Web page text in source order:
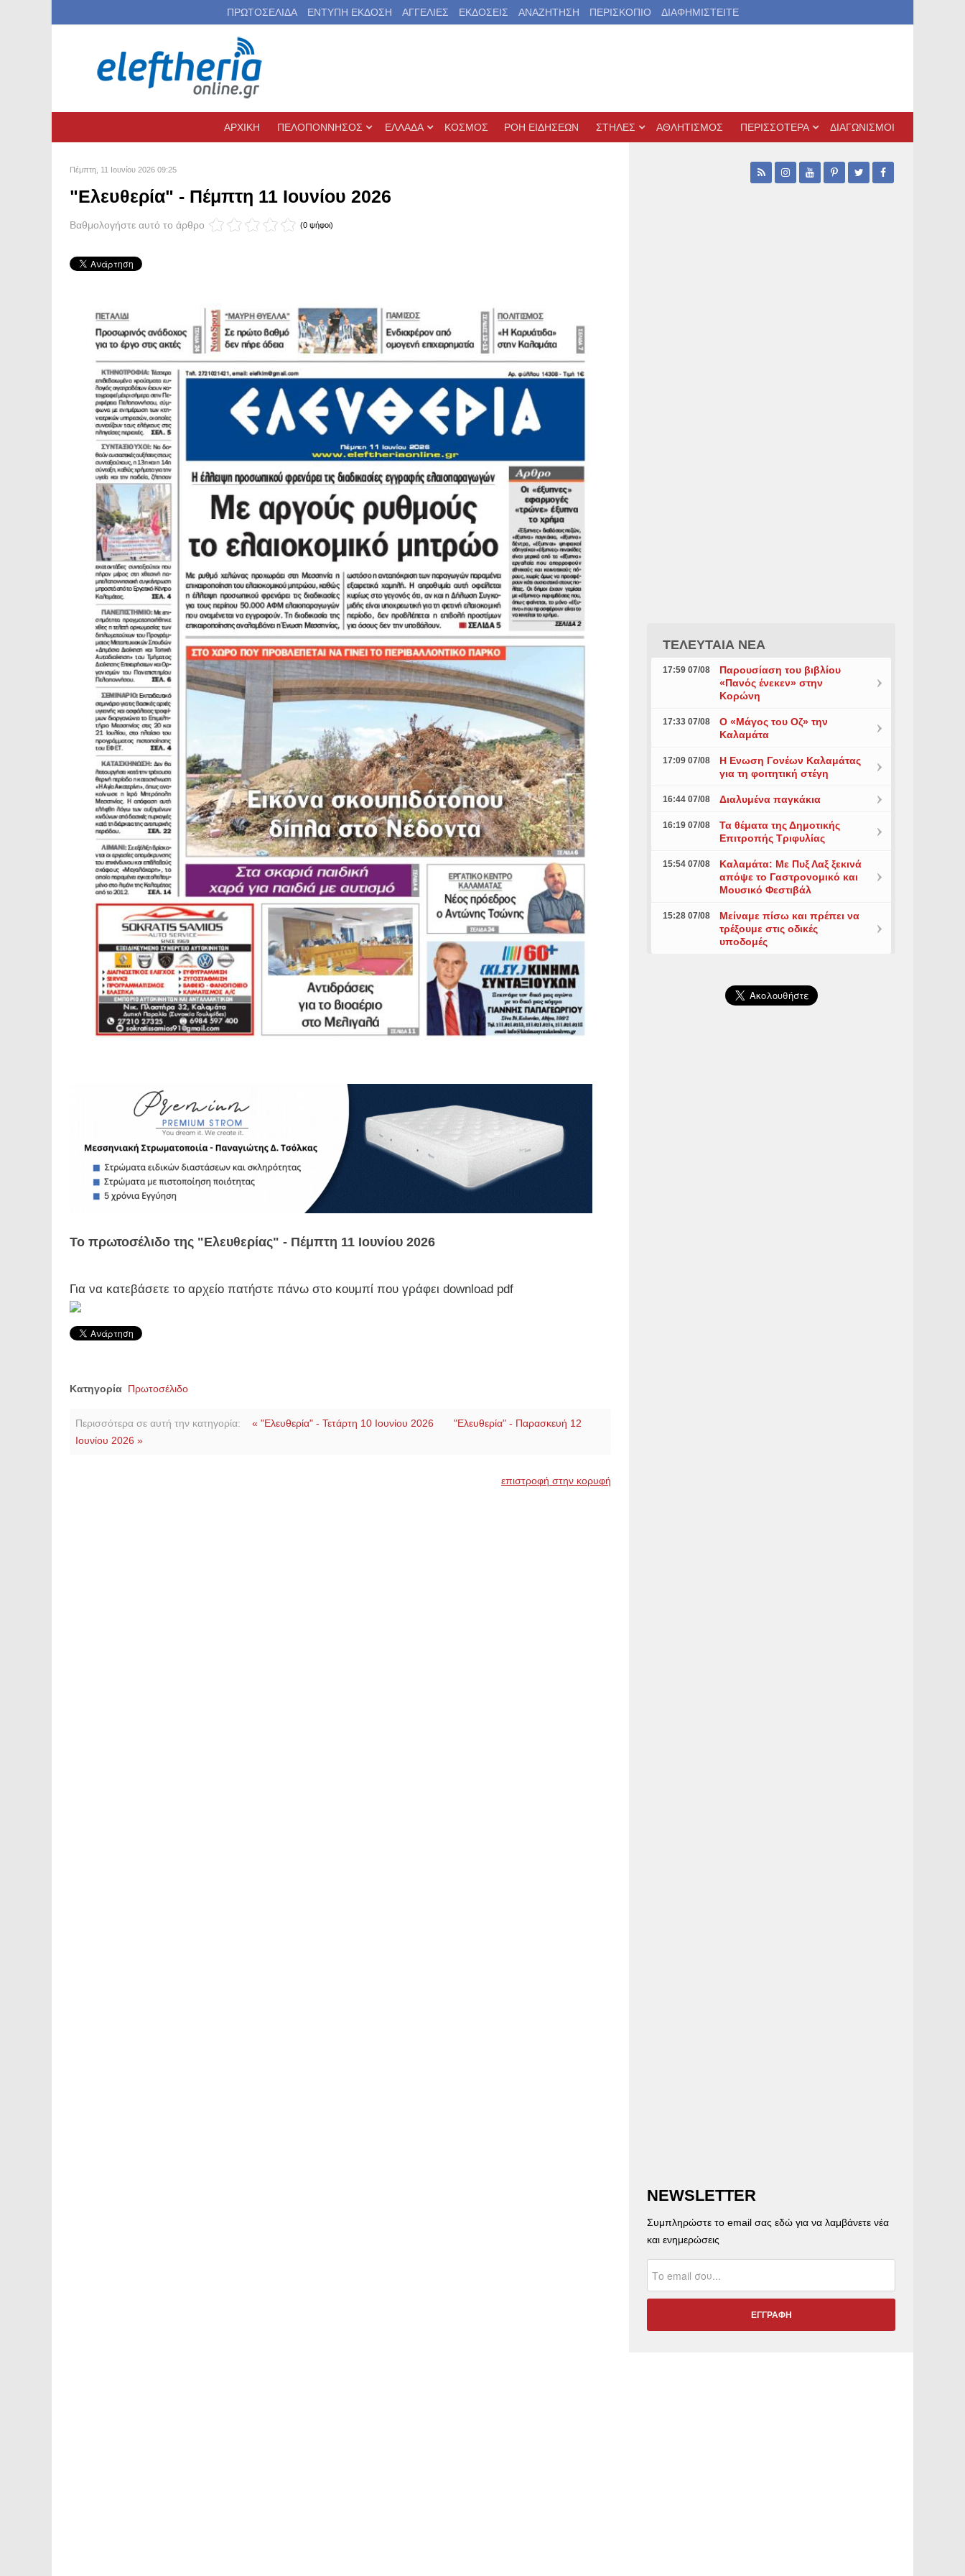
ΠΡΩΤΟΣΕΛΙΔΑ ΕΝΤΥΠΗ ΕΚΔΟΣΗ ΑΓΓΕΛΙΕΣ ΕΚΔΟΣΕΙΣ ΑΝΑΖΗΤΗΣΗ ΠΕΡΙΣΚΟΠΙΟ ΔΙΑΦΗΜΙΣΤΕΙΤΕ
ΑΡΧΙΚΗ ΠΕΛΟΠΟΝΝΗΣΟΣ ΕΛΛΑΔΑ ΚΟΣΜΟΣ ΡΟΗ ΕΙΔΗΣΕΩΝ ΣΤΗΛΕΣ ΑΘΛΗΤΙΣΜΟΣ ΠΕΡΙΣΣΟΤΕΡΑ ΔΙΑΓΩΝΙΣΜΟΙ
Πέμπτη, 11 Ιουνίου 2026 09:25
"Ελευθερία" - Πέμπτη 11 Ιουνίου 2026
Βαθμολογήστε αυτό το άρθρο (0 ψήφοι)
Το πρωτοσέλιδο της "Ελευθερίας" - Πέμπτη 11 Ιουνίου 2026
Για να κατεβάσετε το αρχείο πατήστε πάνω στο κουμπί που γράφει download pdf
Κατηγορία Πρωτοσέλιδο
Περισσότερα σε αυτή την κατηγορία: « "Ελευθερία" - Τετάρτη 10 Ιουνίου 2026
"Ελευθερία" - Παρασκευή 12
Ιουνίου 2026 »
επιστροφή στην κορυφή
ΤΕΛΕΥΤΑΙΑ ΝΕΑ
17:59 07/08
Παρουσίαση του βιβλίου
«Πανός ένεκεν» στην
Κορώνη
17:33 07/08
Ο «Μάγος του Οζ» την
Καλαμάτα
17:09 07/08
Η Ενωση Γονέων Καλαμάτας
για τη φοιτητική στέγη
16:44 07/08 Διαλυμένα παγκάκια
16:19 07/08
Τα θέματα της Δημοτικής
Επιτροπής Τριφυλίας
15:54 07/08
Καλαμάτα: Με Πυξ Λαξ ξεκινά
απόψε το Γαστρονομικό και
Μουσικό Φεστιβάλ
15:28 07/08
Μείναμε πίσω και πρέπει να
τρέξουμε στις οδικές
υποδομές
NEWSLETTER
Συμπληρώστε το email σας εδώ για να λαμβάνετε νέα
και ενημερώσεις